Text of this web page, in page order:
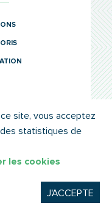
MENTIONS LÉGALES
site, vous acceptez
des statistiques de
les cookies
J'ACCEPTE